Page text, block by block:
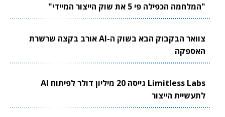
"המלחמה הכפילה פי 5 את שוק הייצור המיידי"
צוואר הבקבוק הבא בשוק ה-AI אורב בקצה שרשרת
האספקה
Limitless Labs גייסה 20 מיליון דולר לפיתוח AI
לתעשיית הייצור